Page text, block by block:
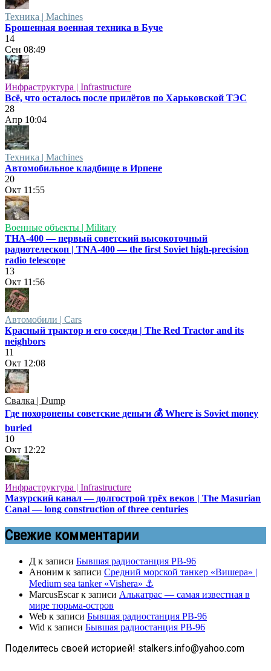
Техника | Machines
Брошенная военная техника в Буче
14
Сен 08:49
Инфраструктура | Infrastructure
Всё, что осталось после прилётов по Харьковской ТЭС
28
Апр 10:04
Техника | Machines
Автомобильное кладбище в Ирпене
20
Окт 11:55
Военные объекты | Military
ТНА-400 — первый советский высокоточный
радиотелескоп | TNA-400 — the first Soviet high-precision
radio telescope
13
Окт 11:56
Автомобили | Cars
Красный трактор и его соседи | The Red Tractor and its
neighbors
11
Окт 12:08
Свалка | Dump
Где похоронены советские деньги 💰 Where is Soviet money
buried
10
Окт 12:22
Инфраструктура | Infrastructure
Мазурский канал — долгострой трёх веков | The Masurian
Canal — long construction of three centuries
Свежие комментарии
Д к записи Бывшая радиостанция РВ-96
Аноним к записи Средний морской танкер «Вишера» |
Medium sea tanker «Vishera» ⚓
MarcusEscarк записи Алькатрас — самая известная в
мире тюрьма-остров
Web к записи Бывшая радиостанция РВ-96
Wid к записи Бывшая радиостанция РВ-96
Поделитесь своей историей! stalkers.info@yahoo.com